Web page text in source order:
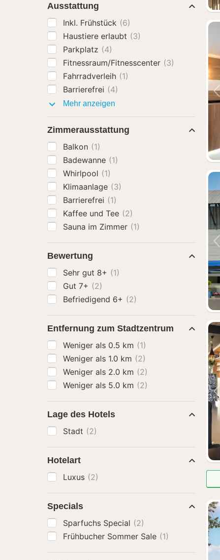
Ausstattung
Inkl. Frühstück (6)
Haustiere erlaubt (3)
Parkplatz (4)
Fitnessraum/Fitnesscenter (3)
Fahrradverleih (1)
Barrierefrei (4)
Mehr anzeigen
Zimmerausstattung
Balkon (1)
Badewanne (1)
Whirlpool (1)
Klimaanlage (3)
Barrierefrei (1)
Kaffee und Tee (2)
Sauna im Zimmer (1)
Bewertung
Sehr gut 8+ (1)
Gut 7+ (2)
Befriedigend 6+ (2)
Entfernung zum Stadtzentrum
Weniger als 0.5 km (1)
Weniger als 1.0 km (2)
Weniger als 2.0 km (2)
Weniger als 5.0 km (2)
Lage des Hotels
Stadt (2)
Hotelart
Luxus (2)
Specials
Sparfuchs Special (2)
Frühbucher Sommer Sale (1)